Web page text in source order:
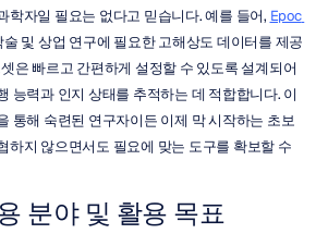
학자일 필요는 없다고 믿습니다. 예를 들어, Epoc
및 상업 연구에 필요한 고해상도 데이터를 제공
은 빠르고 간편하게 설정할 수 있도록 설계되어
능력과 인지 상태를 추적하는 데 적합합니다. 이
통해 숙련된 연구자이든 이제 막 시작하는 초보
하지 않으면서도 필요에 맞는 도구를 확보할 수
분야 및 활용 목표